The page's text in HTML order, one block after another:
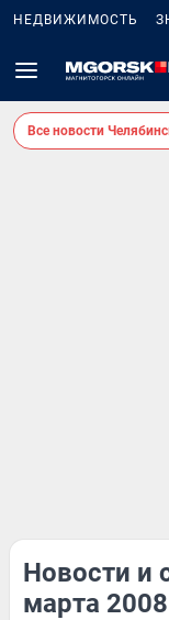
НЕДВИЖИМОСТЬ
Все новости
Новости и
марта 2008